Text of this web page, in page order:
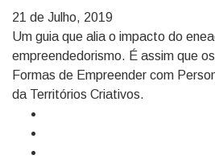
21 de Julho, 2019
Um guia que alia o impacto do
empreendedorismo. É assim que
Formas de Empreender com
da Territórios Criativos.